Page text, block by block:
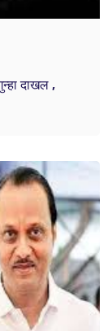
दाखल ,